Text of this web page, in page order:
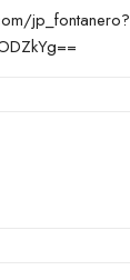
jp_fontanero?